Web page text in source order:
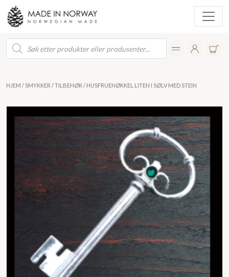
Products
search
HJEM / SMYKKER /TILBEHØR / HUSFRUENØKKEL LITEN I SØLV MED STEIN